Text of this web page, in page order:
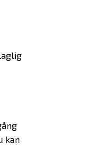
kan